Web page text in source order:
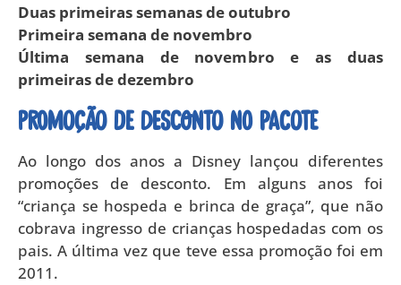
Duas primeiras semanas de outubro
Primeira semana de novembro
Última semana de novembro e as duas
primeiras de dezembro
Promoção de desconto no pacote
Ao longo dos anos a Disney lançou diferentes
promoções de desconto. Em alguns anos foi
“criança se hospeda e brinca de graça”, que não
cobrava ingresso de crianças hospedadas com os
pais. A última vez que teve essa promoção foi em
2011.